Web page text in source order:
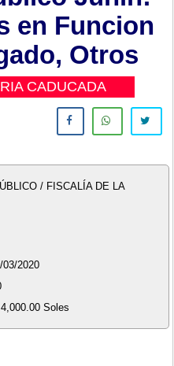
en Funcion
Otros
CADUCADA
/ FISCALÍA DE LA
03/2020
Soles